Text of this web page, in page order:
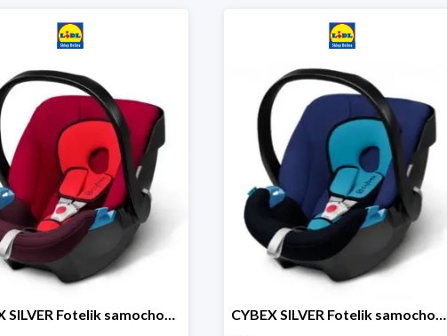
CYBEX SILVER Fotelik samochodowy CYBEX SILVER Fotelik samochodowy -30%